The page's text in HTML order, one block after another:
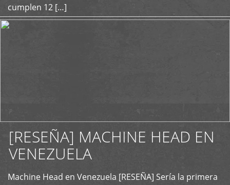
cumplen 12 […]
[RESEÑA] MACHINE HEAD EN
VENEZUELA
Machine Head en Venezuela [RESEÑA] Sería la primera